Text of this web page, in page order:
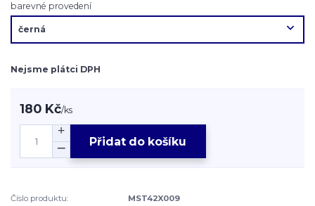
barevné provedení
Nejsme plátci DPH
180 Kč/ks
Přidat do košíku
Číslo produktu:
MST42X009